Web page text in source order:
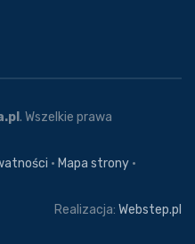
. Wszelkie prawa
· Mapa strony ·
Realizacja: Webstep.pl